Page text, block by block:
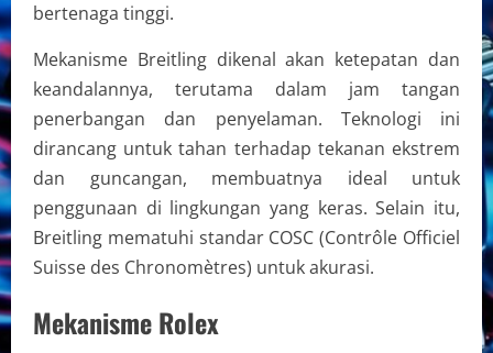
bertenaga tinggi.
Mekanisme Breitling dikenal akan ketepatan dan
keandalannya, terutama dalam jam tangan
penerbangan dan penyelaman. Teknologi ini
dirancang untuk tahan terhadap tekanan ekstrem
dan guncangan, membuatnya ideal untuk
penggunaan di lingkungan yang keras. Selain itu,
Breitling mematuhi standar COSC (Contrôle Officiel
Suisse des Chronomètres) untuk akurasi.
Mekanisme Rolex